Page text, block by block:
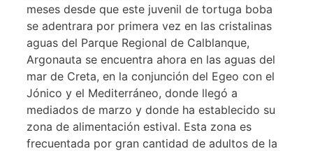
meses desde que este juvenil de tortuga boba
se adentrara por primera vez en las cristalinas
aguas del Parque Regional de Calblanque,
Argonauta se encuentra ahora en las aguas del
mar de Creta, en la conjunción del Egeo con el
Jónico y el Mediterráneo, donde llegó a
mediados de marzo y donde ha establecido su
zona de alimentación estival. Esta zona es
frecuentada por gran cantidad de adultos de la